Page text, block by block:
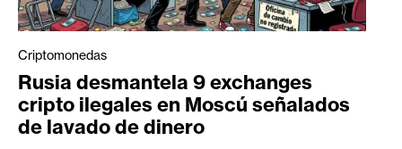
Criptomonedas
Rusia desmantela 9 exchanges
cripto ilegales en Moscú señalados
de lavado de dinero